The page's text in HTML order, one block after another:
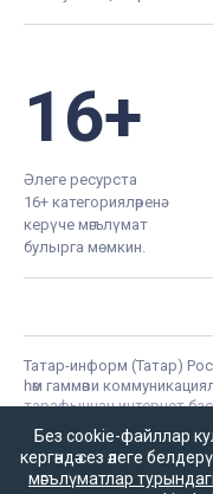
16+
Әлеге ресурста
16+ категорияләренә
керүче мәгълүмат
булырга мөмкин.
Татар-информ (Татар)
һәм гаммәви
тарафыннан интернет
мәгълүмат чарасын
2025 елның 7 октябрендә
массакүләм
хезмәт тарафыннан
Без cookie-файллар
кергәндә сез әлеге
мәгълүматлар турындагы